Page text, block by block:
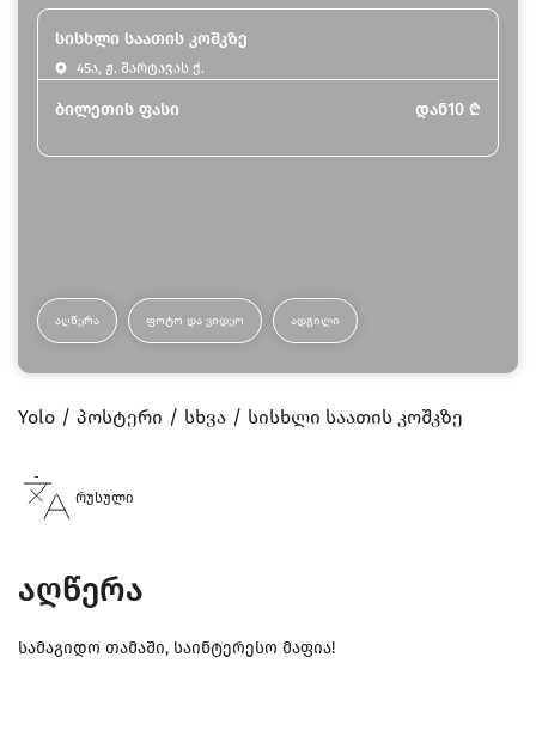
სისხლი საათის კოშკზე
45ა, ჟ. შარტავას ქ.
ბილეთის ფასი დან10 ₾
ᲐᲦᲬᲔᲠᲐ ᲤᲝᲢᲝ ᲓᲐ ᲕᲘᲓᲔᲝ ᲐᲓᲒᲘᲚᲘ
Yolo პოსტერი სხვა სისხლი საათის კოშკზე
რუსული
აღწერა
სამაგიდო თამაში, საინტერესო მაფია!